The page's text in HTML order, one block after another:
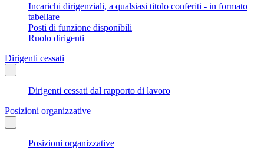
Incarichi dirigenziali, a qualsiasi titolo conferiti - in formato
tabellare
Posti di funzione disponibili
Ruolo dirigenti
Dirigenti cessati
Dirigenti cessati dal rapporto di lavoro
Posizioni organizzative
Posizioni organizzative